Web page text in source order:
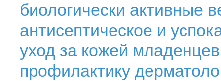
биологически активные
антисептическое и
уход за кожей
профилактику